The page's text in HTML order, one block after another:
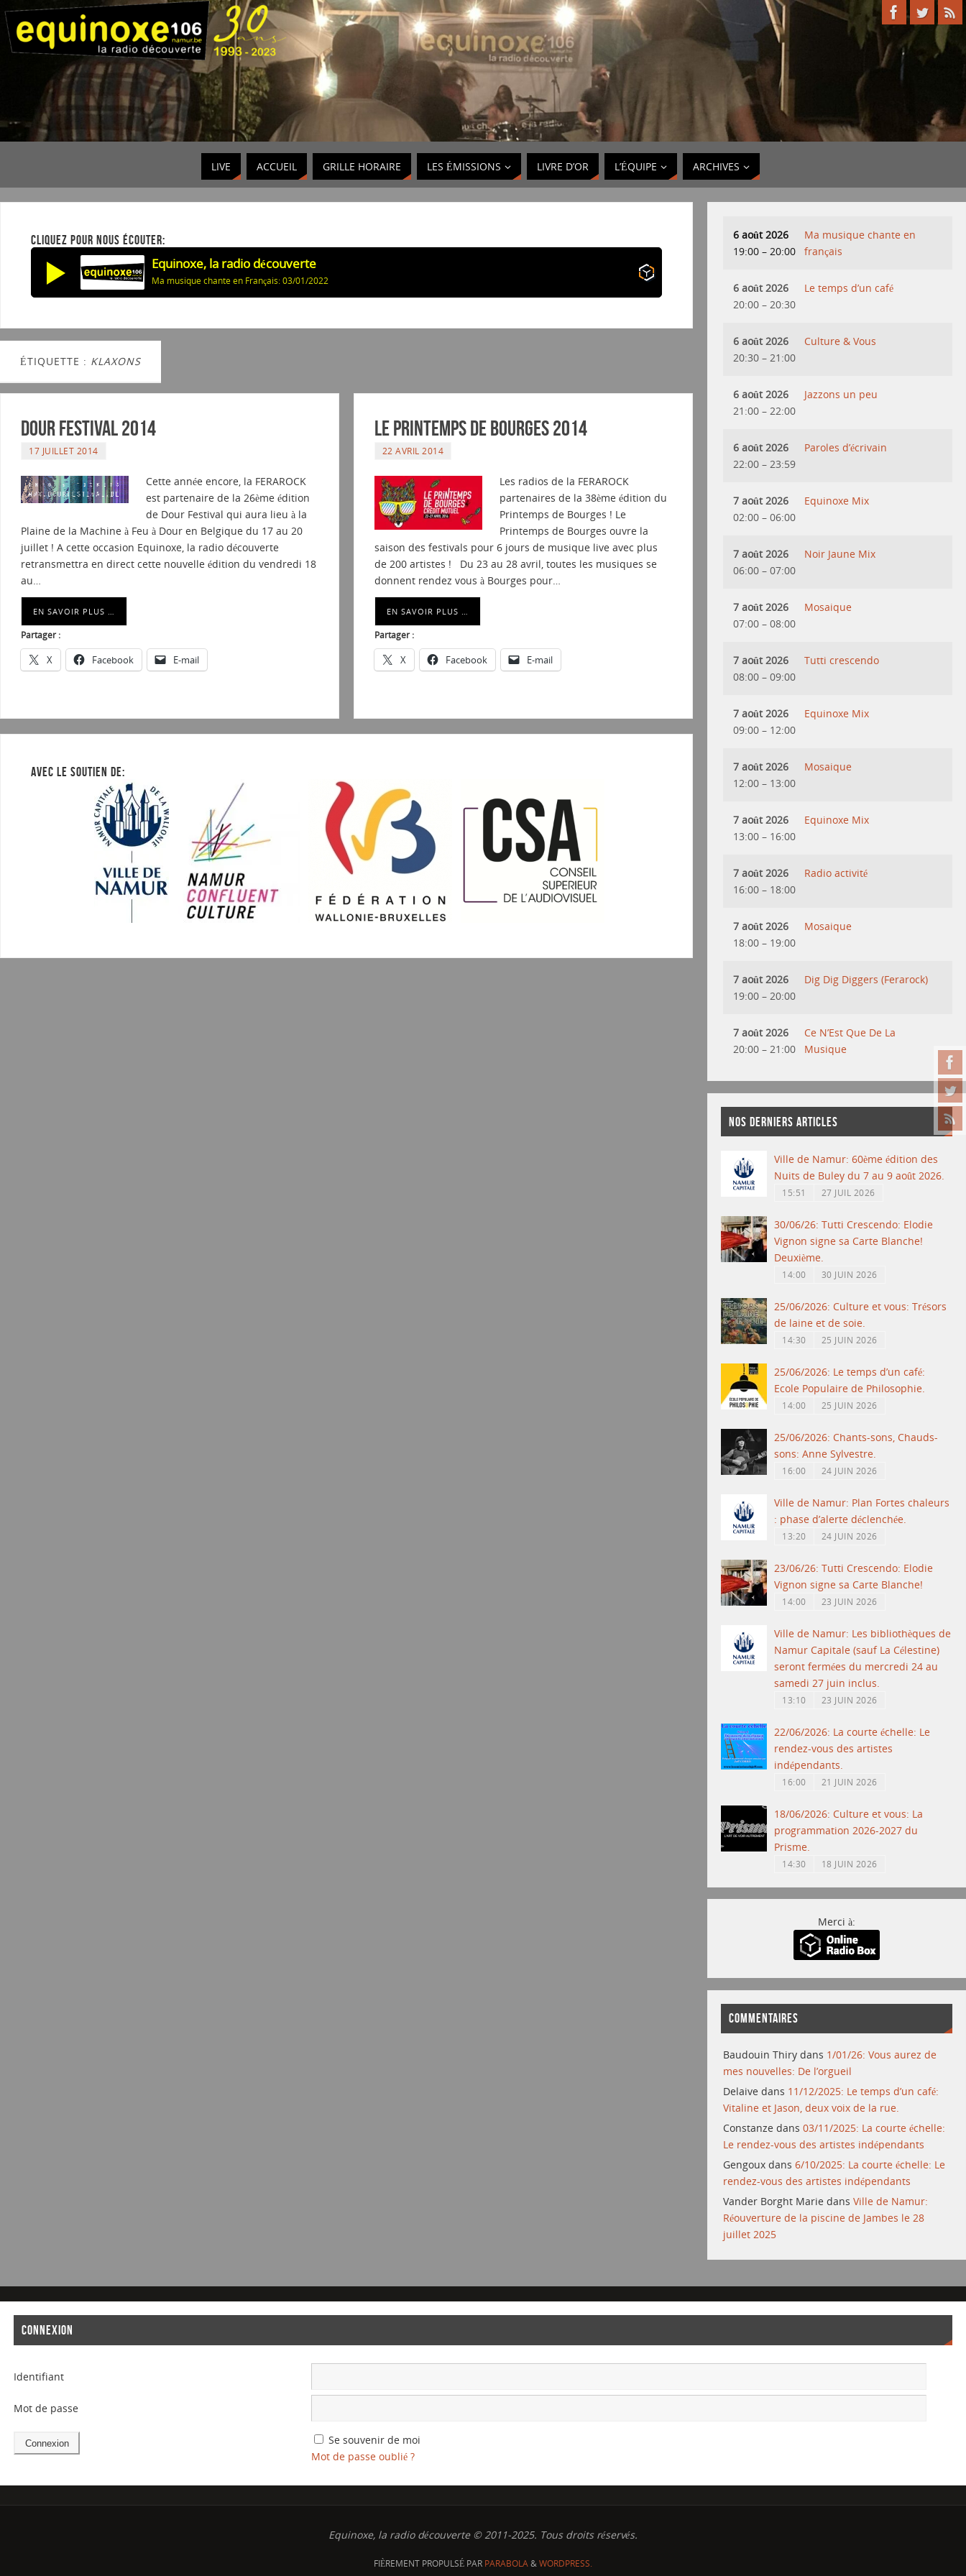
LIVE ACCUEIL GRILLE HORAIRE LES ÉMISSIONS LIVRE D’OR L’ÉQUIPE ARCHIVES
CLIQUEZ POUR NOUS ÉCOUTER:
Equinoxe, la radio découverte
Ma musique chante en Français: 03/01/2022
ÉTIQUETTE : KLAXONS
DOUR FESTIVAL 2014
17 JUILLET 2014
Cette année encore, la FERAROCK
est partenaire de la 26ème édition
de Dour Festival qui aura lieu à la
Plaine de la Machine à Feu à Dour en Belgique du 17 au 20
juillet ! A cette occasion Equinoxe, la radio découverte
retransmettra en direct cette nouvelle édition du vendredi 18
au…
EN SAVOIR PLUS …
Partager :
X Facebook E-mail
Le Printemps de Bourges 2014
22 AVRIL 2014
Les radios de la FERAROCK
partenaires de la 38ème édition du
Printemps de Bourges ! Le
Printemps de Bourges ouvre la
saison des festivals pour 6 jours de musique live avec plus
de 200 artistes ! Du 23 au 28 avril, toutes les musiques se
donnent rendez vous à Bourges pour…
EN SAVOIR PLUS …
Partager :
X Facebook E-mail
AVEC LE SOUTIEN DE:
6 août 2026
19:00 – 20:00
Ma musique chante en
français
6 août 2026
20:00 – 20:30
Le temps d’un café
6 août 2026
20:30 – 21:00
Culture & Vous
6 août 2026
21:00 – 22:00
Jazzons un peu
6 août 2026
22:00 – 23:59
Paroles d’écrivain
7 août 2026
02:00 – 06:00
Equinoxe Mix
7 août 2026
06:00 – 07:00
Noir Jaune Mix
7 août 2026
07:00 – 08:00
Mosaique
7 août 2026
08:00 – 09:00
Tutti crescendo
7 août 2026
09:00 – 12:00
Equinoxe Mix
7 août 2026
12:00 – 13:00
Mosaique
7 août 2026
13:00 – 16:00
Equinoxe Mix
7 août 2026
16:00 – 18:00
Radio activité
7 août 2026
18:00 – 19:00
Mosaique
7 août 2026
19:00 – 20:00
Dig Dig Diggers (Ferarock)
7 août 2026
20:00 – 21:00
Ce N’Est Que De La
Musique
NOS DERNIERS ARTICLES
Ville de Namur: 60ème édition des
Nuits de Buley du 7 au 9 août 2026.
15:51 27 JUIL 2026
30/06/26: Tutti Crescendo: Elodie
Vignon signe sa Carte Blanche!
Deuxième.
14:00 30 JUIN 2026
25/06/2026: Culture et vous: Trésors
de laine et de soie.
14:30 25 JUIN 2026
25/06/2026: Le temps d’un café:
Ecole Populaire de Philosophie.
14:00 25 JUIN 2026
25/06/2026: Chants-sons, Chauds-
sons: Anne Sylvestre.
16:00 24 JUIN 2026
Ville de Namur: Plan Fortes chaleurs
: phase d’alerte déclenchée.
13:20 24 JUIN 2026
23/06/26: Tutti Crescendo: Elodie
Vignon signe sa Carte Blanche!
14:00 23 JUIN 2026
Ville de Namur: Les bibliothèques de
Namur Capitale (sauf La Célestine)
seront fermées du mercredi 24 au
samedi 27 juin inclus.
13:10 23 JUIN 2026
22/06/2026: La courte échelle: Le
rendez-vous des artistes
indépendants.
16:00 21 JUIN 2026
18/06/2026: Culture et vous: La
programmation 2026-2027 du
Prisme.
14:30 18 JUIN 2026
Merci à:
COMMENTAIRES
Baudouin Thiry dans 1/01/26: Vous aurez de
mes nouvelles: De l’orgueil
Delaive dans 11/12/2025: Le temps d’un café:
Vitaline et Jason, deux voix de la rue.
Constanze dans03/11/2025: La courte échelle:
Le rendez-vous des artistes indépendants
Gengoux dans6/10/2025: La courte échelle: Le
rendez-vous des artistes indépendants
Vander Borght Marie dansVille de Namur:
Réouverture de la piscine de Jambes le 28
juillet 2025
CONNEXION
Identifiant
Mot de passe
Se souvenir de moi
Mot de passe oublié ?
Equinoxe, la radio découverte © 2011-2025. Tous droits réservés.
FIÈREMENT PROPULSÉ PAR PARABOLA&WORDPRESS.